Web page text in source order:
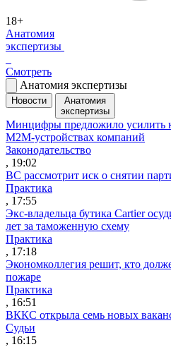
18+
Анатомия
экспертизы
Смотреть
Анатомия экспертизы
Новости
Анатомия
экспертизы
Минцифры предложило усилить
M2M-устройствах компаний
Законодательство
, 19:02
ВС рассмотрит иск о снятии
Практика
, 17:55
Экс-владельца бутика Cartier
лет за таможенную схему
Практика
, 17:18
Экономколлегия решит, кто
пожаре
Практика
, 16:51
ВККС открыла семь новых
Судьи
, 16:15